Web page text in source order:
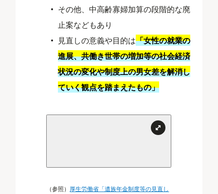
その他、中高齢寡婦加算の段階的な廃
止案などもあり
見直しの意義や目的は「女性の就業の
進展、共働き世帯の増加等の社会経済
状況の変化や制度上の男女差を解消し
ていく観点を踏まえたもの」
（参照） 厚生労働省「遺族年金制度等の見直し